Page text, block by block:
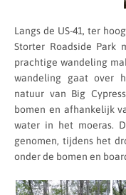
Langs de US-41, ter
Storter Roadside Park
prachtige wandeling
wandeling gaat over
natuur van Big
bomen en afhankelijk
water in het moeras.
genomen, tijdens het
onder de bomen en